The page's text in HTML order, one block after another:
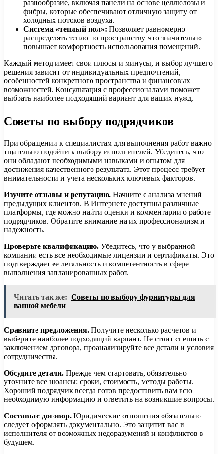
разнообразие, включая панели на основе целлюлозы и
фибры, которые обеспечивают отличную защиту от
холодных потоков воздуха.
Система «теплый пол»: Позволяет равномерно
распределять тепло по пространству, что значительно
повышает комфортность использования помещений.
Каждый метод имеет свои плюсы и минусы, и выбор лучшего
решения зависит от индивидуальных предпочтений,
особенностей конкретного пространства и финансовых
возможностей. Консультация с профессионалами поможет
выбрать наиболее подходящий вариант для ваших нужд.
Советы по выбору подрядчиков
При обращении к специалистам для выполнения работ важно
тщательно подойти к выбору исполнителей. Убедитесь, что
они обладают необходимыми навыками и опытом для
достижения качественного результата. Этот процесс требует
внимательности и учета нескольких ключевых факторов.
Изучите отзывы и репутацию. Начните с анализа мнений
предыдущих клиентов. В Интернете доступны различные
платформы, где можно найти оценки и комментарии о работе
подрядчиков. Обратите внимание на их профессионализм и
надежность.
Проверьте квалификацию. Убедитесь, что у выбранной
компании есть все необходимые лицензии и сертификаты. Это
подтверждает ее легальность и компетентность в сфере
выполнения запланированных работ.
Читать так же: Советы по выбору фурнитуры для
ванной мебели
Сравните предложения. Получите несколько расчетов и
выберите наиболее подходящий вариант. Не стоит спешить с
заключением договора, проанализируйте все детали и условия
сотрудничества.
Обсудите детали. Прежде чем стартовать, обязательно
уточните все нюансы: сроки, стоимость, методы работы.
Хороший подрядчик всегда готов предоставить вам всю
необходимую информацию и ответить на возникшие вопросы.
Составьте договор. Юридические отношения обязательно
следует оформлять документально. Это защитит вас и
исполнителя от возможных недоразумений и конфликтов в
будущем.